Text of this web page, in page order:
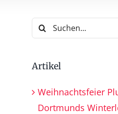
Suche
nach:
Artikel
Weihnachtsfeier
Dortmunds